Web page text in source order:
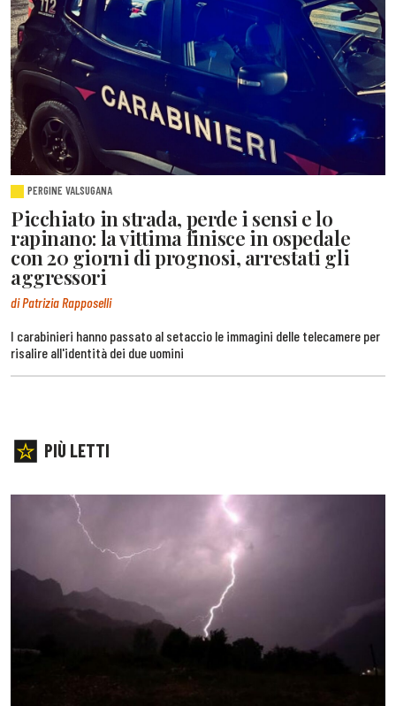
PERGINE VALSUGANA
Picchiato in strada, perde i sensi e lo
rapinano: la vittima finisce in ospedale
con 20 giorni di prognosi, arrestati gli
aggressori
di Patrizia Rapposelli
I carabinieri hanno passato al setaccio le immagini delle telecamere per
risalire all'identità dei due uomini
PIÙ LETTI